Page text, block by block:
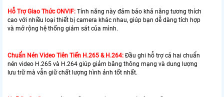
Hỗ Trợ Giao Thức ONVIF: Tính năng này đảm bảo khả năng tương thích
cao với nhiều loại thiết bị camera khác nhau, giúp bạn dễ dàng tích hợp
và mở rộng hệ thống giám sát của mình.
Chuẩn Nén Video Tiên Tiến H.265 & H.264: Đầu ghi hỗ trợ cả hai chuẩn
nén video H.265 và H.264 giúp giảm băng thông mạng và dung lượng
lưu trữ mà vẫn giữ chất lượng hình ảnh tốt nhất.